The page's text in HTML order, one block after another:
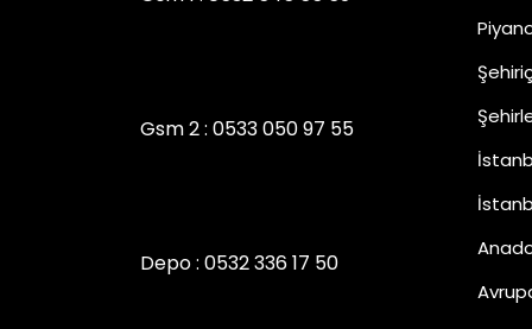
Gsm 2 : 0533 050 97 55
Depo : 0532 336 17 50